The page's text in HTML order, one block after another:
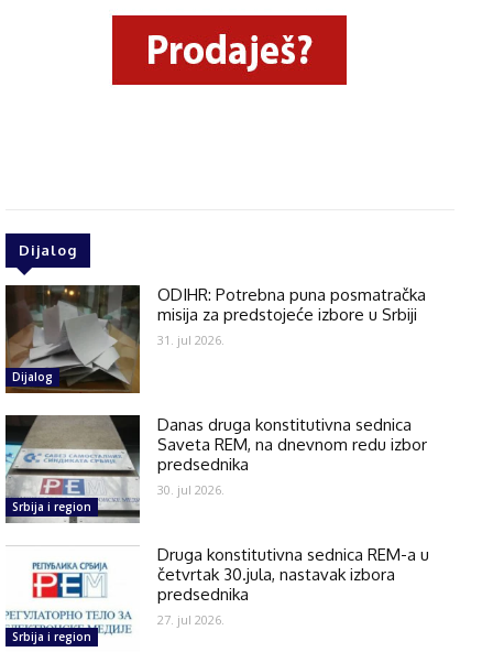
Dijalog
Dijalog
ODIHR: Potrebna puna posmatračka
misija za predstojeće izbore u Srbiji
31. jul 2026.
Srbija i region
Danas druga konstitutivna sednica
Saveta REM, na dnevnom redu izbor
predsednika
30. jul 2026.
Srbija i region
Druga konstitutivna sednica REM-a u
četvrtak 30.jula, nastavak izbora
predsednika
27. jul 2026.